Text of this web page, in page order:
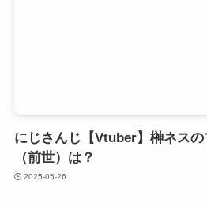
にじさんじ【Vtuber】榊ネス
（前世）は？
2025-05-26